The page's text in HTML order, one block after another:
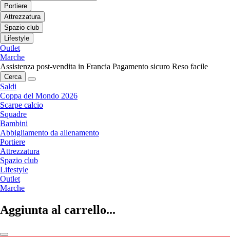
Portiere
Attrezzatura
Spazio club
Lifestyle
Outlet
Marche
Assistenza post-vendita in Francia Pagamento sicuro Reso facile
Cerca
Saldi
Coppa del Mondo 2026
Scarpe calcio
Squadre
Bambini
Abbigliamento da allenamento
Portiere
Attrezzatura
Spazio club
Lifestyle
Outlet
Marche
Aggiunta al carrello...